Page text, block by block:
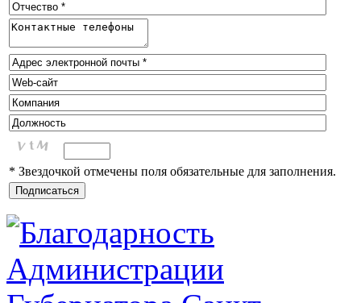
* Звездочкой отмечены поля обязательные для заполнения.